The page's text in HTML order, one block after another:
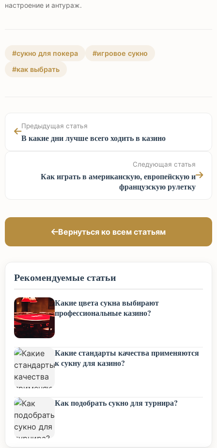
настроение и антураж.
#сукно для покера
#игровое сукно
#как выбрать
Предыдущая статья
В какие дни лучше всего ходить в казино
Следующая статья
Как играть в американскую, европейскую и
французскую рулетку
Вернуться ко всем статьям
Рекомендуемые статьи
Какие цвета сукна выбирают
профессиональные казино?
Какие стандарты качества применяются
к сукну для казино?
Как подобрать сукно для турнира?